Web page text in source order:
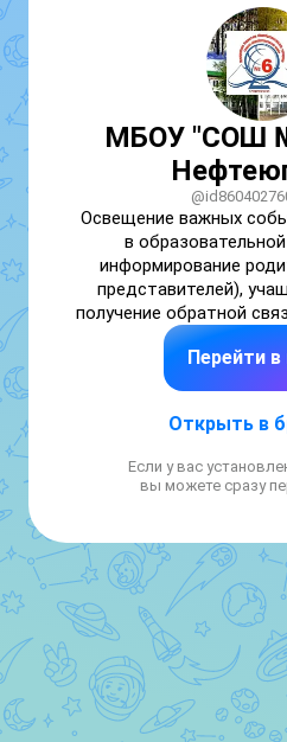
МБОУ "СОШ
Освещение важных
в
информирование
представителей),
получение обратной
Перейти в
Открыть в
Если у вас
вы можете сразу